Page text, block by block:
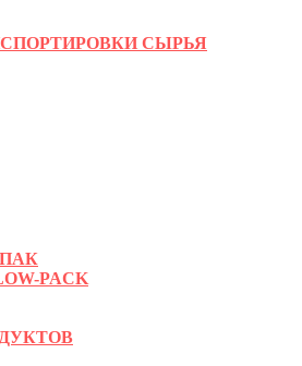
СЫРЬЯ
PACK